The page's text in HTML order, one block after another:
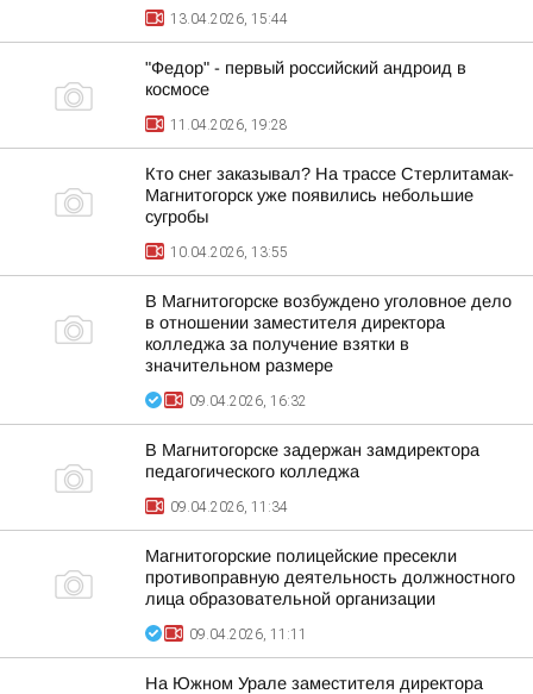
13.04.2026, 15:44
"Федор" - первый российский андроид в
космосе
11.04.2026, 19:28
Кто снег заказывал? На трассе Стерлитамак-
Магнитогорск уже появились небольшие
сугробы
10.04.2026, 13:55
В Магнитогорске возбуждено уголовное дело
в отношении заместителя директора
колледжа за получение взятки в
значительном размере
09.04.2026, 16:32
В Магнитогорске задержан замдиректора
педагогического колледжа
09.04.2026, 11:34
Магнитогорские полицейские пресекли
противоправную деятельность должностного
лица образовательной организации
09.04.2026, 11:11
На Южном Урале заместителя директора